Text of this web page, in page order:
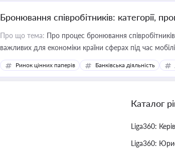
Бронювання співробітників: категорії,
Про що тема: Про процес бронювання
важливих для економіки країни сферах під час
Ринок цінних паперів Банківська діяльність
Каталог
Liga360:
Liga360: